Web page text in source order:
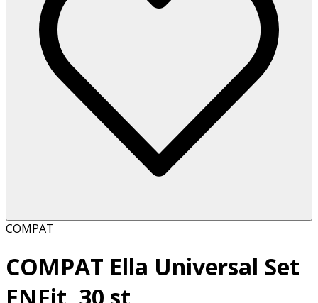
COMPAT
COMPAT Ella Universal Set